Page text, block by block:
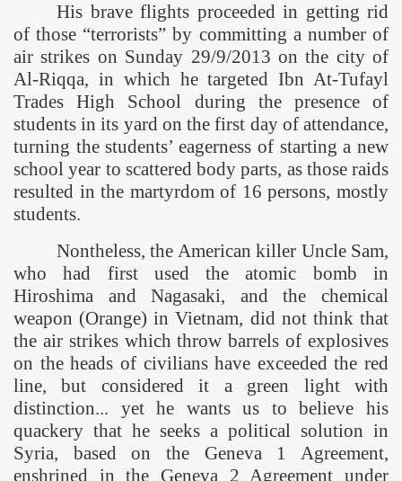
His brave flights proceeded in getting rid
of those “terrorists” by committing a number of
air strikes on Sunday 29/9/2013 on the city of
Al-Riqqa, in which he targeted Ibn At-Tufayl
Trades High School during the presence of
students in its yard on the first day of attendance,
turning the students’ eagerness of starting a new
school year to scattered body parts, as those raids
resulted in the martyrdom of 16 persons, mostly
students.
Nontheless, the American killer Uncle Sam,
who had first used the atomic bomb in
Hiroshima and Nagasaki, and the chemical
weapon (Orange) in Vietnam, did not think that
the air strikes which throw barrels of explosives
on the heads of civilianshave exceeded the red
line, but considered it a green light with
distinction... yet he wants us to believe his
quackery that he seeks a political solution in
Syria, based on the Geneva 1 Agreement,
enshrined in the Geneva 2 Agreement under